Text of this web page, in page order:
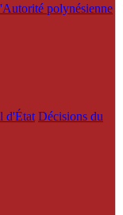
polynésienne
d'État Décisions du